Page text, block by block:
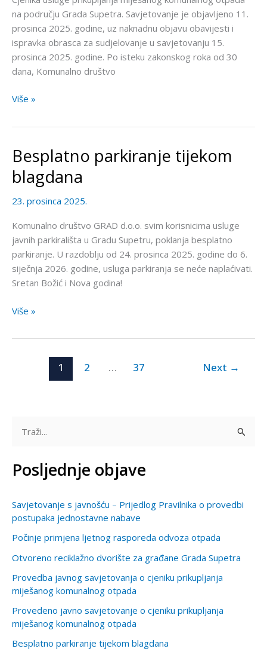
na području Grada Supetra. Savjetovanje je objavljeno 11.
prosinca 2025. godine, uz naknadnu objavu obavijesti i
ispravka obrasca za sudjelovanje u savjetovanju 15.
prosinca 2025. godine. Po isteku zakonskog roka od 30
dana, Komunalno društvo
Više »
Besplatno parkiranje tijekom
blagdana
23. prosinca 2025.
Komunalno društvo GRAD d.o.o. svim korisnicima usluge
javnih parkirališta u Gradu Supetru, poklanja besplatno
parkiranje. U razdoblju od 24. prosinca 2025. godine do 6.
siječnja 2026. godine, usluga parkiranja se neće naplaćivati.
Sretan Božić i Nova godina!
Besplatno
parkiranje
tijekom
Više »
1 2 … 37 Next →
a
i
:
Posljednje objave
Savjetovanje s javnošću – Prijedlog Pravilnika o provedbi
postupaka jednostavne nabave
Počinje primjena ljetnog rasporeda odvoza otpada
Otvoreno reciklažno dvorište za građane Grada Supetra
Provedba javnog savjetovanja o cjeniku prikupljanja
miješanog komunalnog otpada
Provedeno javno savjetovanje o cjeniku prikupljanja
miješanog komunalnog otpada
Besplatno parkiranje tijekom blagdana